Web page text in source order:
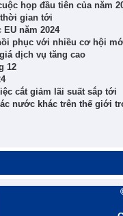
họp đầu tiên của năm
gian tới
năm 2024
phục với nhiều cơ hội
dịch vụ tăng cao
12
cắt giảm lãi suất sắp tới
nước khác trên thế giới